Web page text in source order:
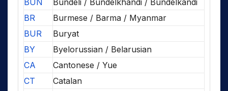
BUN
Bundeli / Bundelkhandi / Bundelkandi
BR
Burmese / Barma / Myanmar
BUR
Buryat
BY
Byelorussian / Belarusian
CA
Cantonese / Yue
CT
Catalan